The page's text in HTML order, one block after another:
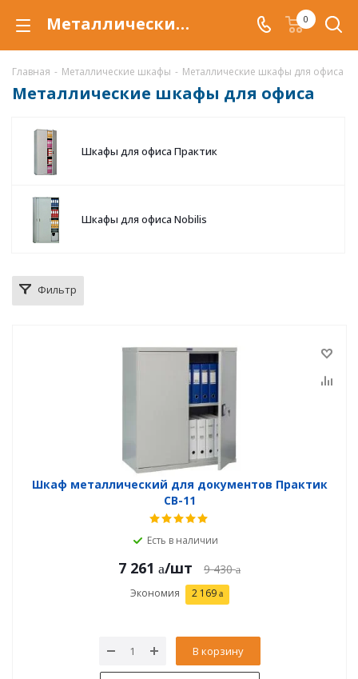
Металлические шкафы для офиса купить по низкой цене в Астрахани, офисные шкафы для документов 0
Главная - Металлические шкафы - Металлические шкафы для офиса
Металлические шкафы для офиса
Шкафы для офиса Практик
Шкафы для офиса Nobilis
Фильтр
Шкаф металлический для документов Практик
СВ-11
Есть в наличии
7 261 /шт 9 430
Экономия 2 169
В корзину